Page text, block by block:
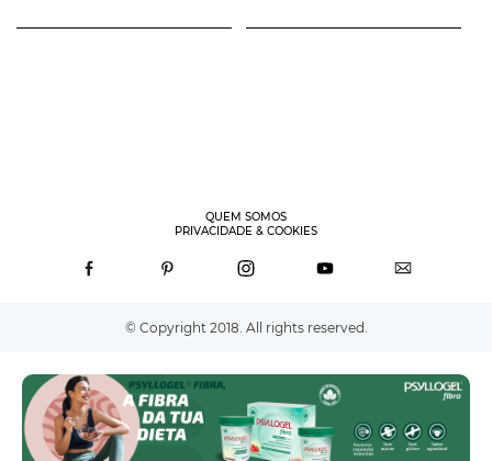
QUEM SOMOS
PRIVACIDADE & COOKIES
© Copyright 2018. All rights reserved.